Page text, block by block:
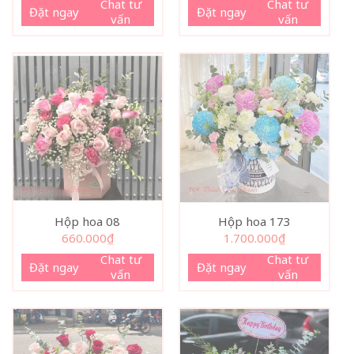
Đặt ngay
Chat tư
vấn
Đặt ngay
Chat tư
vấn
Hộp hoa 08
660.000₫
Đặt ngay
Chat tư
vấn
Hộp hoa 173
1.700.000₫
Đặt ngay
Chat tư
vấn